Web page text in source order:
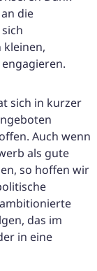
die
kleinen,
sich in kurzer
Auch wenn
als gute
so hoffen wir
das im
in eine